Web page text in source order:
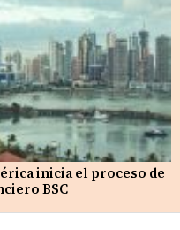
inicia el proceso de
BSC